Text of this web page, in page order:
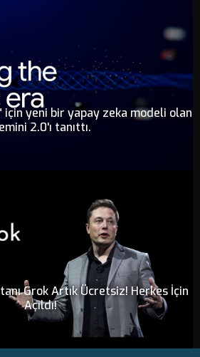
için yeni bir yapay zeka modeli olan
2.0'ı tanıttı.
Grok Artık Ücretsiz! Herkes İçin
Açıldı!